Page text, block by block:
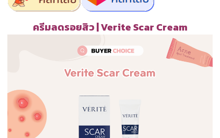
ครีมลดรอยสิว | Verite Scar Cream